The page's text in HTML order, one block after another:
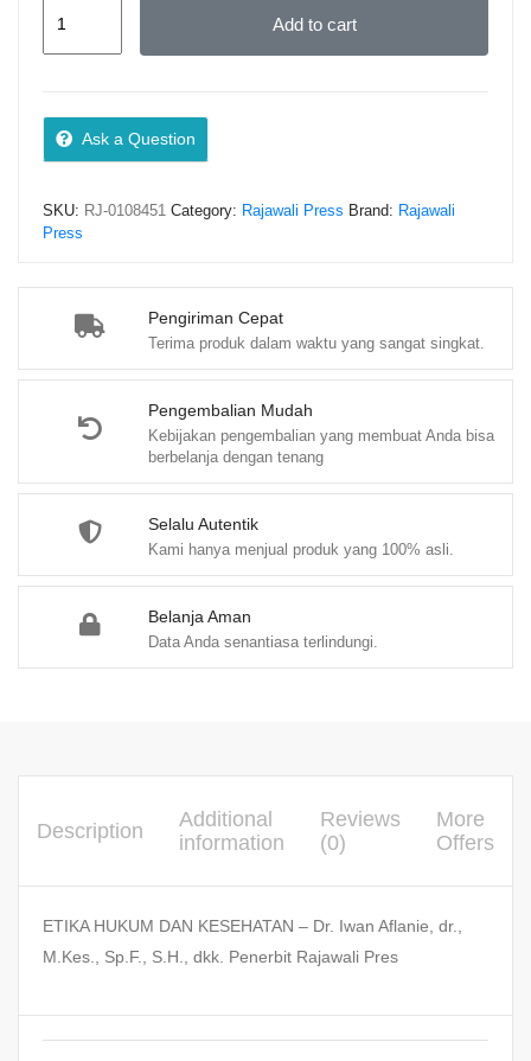
Pengiriman Cepat
Terima produk dalam waktu yang sangat singkat.
Pengembalian Mudah
Kebijakan pengembalian yang membuat Anda bisa
berbelanja dengan tenang
Selalu Autentik
Kami hanya menjual produk yang 100% asli.
Belanja Aman
Data Anda senantiasa terlindungi.
Dr.
Aflanie,
M.Kes.,
Sp.F.,
dkk.
Add to cart
Ask a Question
SKU: RJ-0108451 Category: Rajawali Press Brand: Rajawali
Press
Description
Additional
information
Reviews
(0)
More
Offers
ETIKA HUKUM DAN KESEHATAN – Dr. Iwan Aflanie, dr.,
M.Kes., Sp.F., S.H., dkk. Penerbit Rajawali Pres